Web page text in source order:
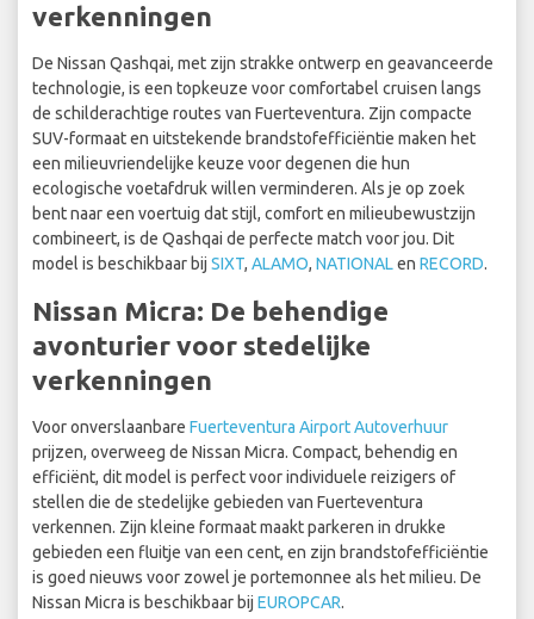
verkenningen
De Nissan Qashqai, met zijn strakke ontwerp en geavanceerde
technologie, is een topkeuze voor comfortabel cruisen langs
de schilderachtige routes van Fuerteventura. Zijn compacte
SUV-formaat en uitstekende brandstofefficiëntie maken het
een milieuvriendelijke keuze voor degenen die hun
ecologische voetafdruk willen verminderen. Als je op zoek
bent naar een voertuig dat stijl, comfort en milieubewustzijn
combineert, is de Qashqai de perfecte match voor jou. Dit
model is beschikbaar bij SIXT, ALAMO, NATIONALen RECORD.
Nissan Micra: De behendige
avonturier voor stedelijke
verkenningen
Voor onverslaanbare Fuerteventura Airport Autoverhuur
prijzen, overweeg de Nissan Micra. Compact, behendig en
efficiënt, dit model is perfect voor individuele reizigers of
stellen die de stedelijke gebieden van Fuerteventura
verkennen. Zijn kleine formaat maakt parkeren in drukke
gebieden een fluitje van een cent, en zijn brandstofefficiëntie
is goed nieuws voor zowel je portemonnee als het milieu. De
Nissan Micra is beschikbaar bij EUROPCAR.